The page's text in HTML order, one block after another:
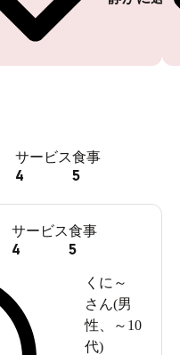
サービス
4
食事
5
サービス
4
食事
5
くに～
さん(男
性
～10
代)